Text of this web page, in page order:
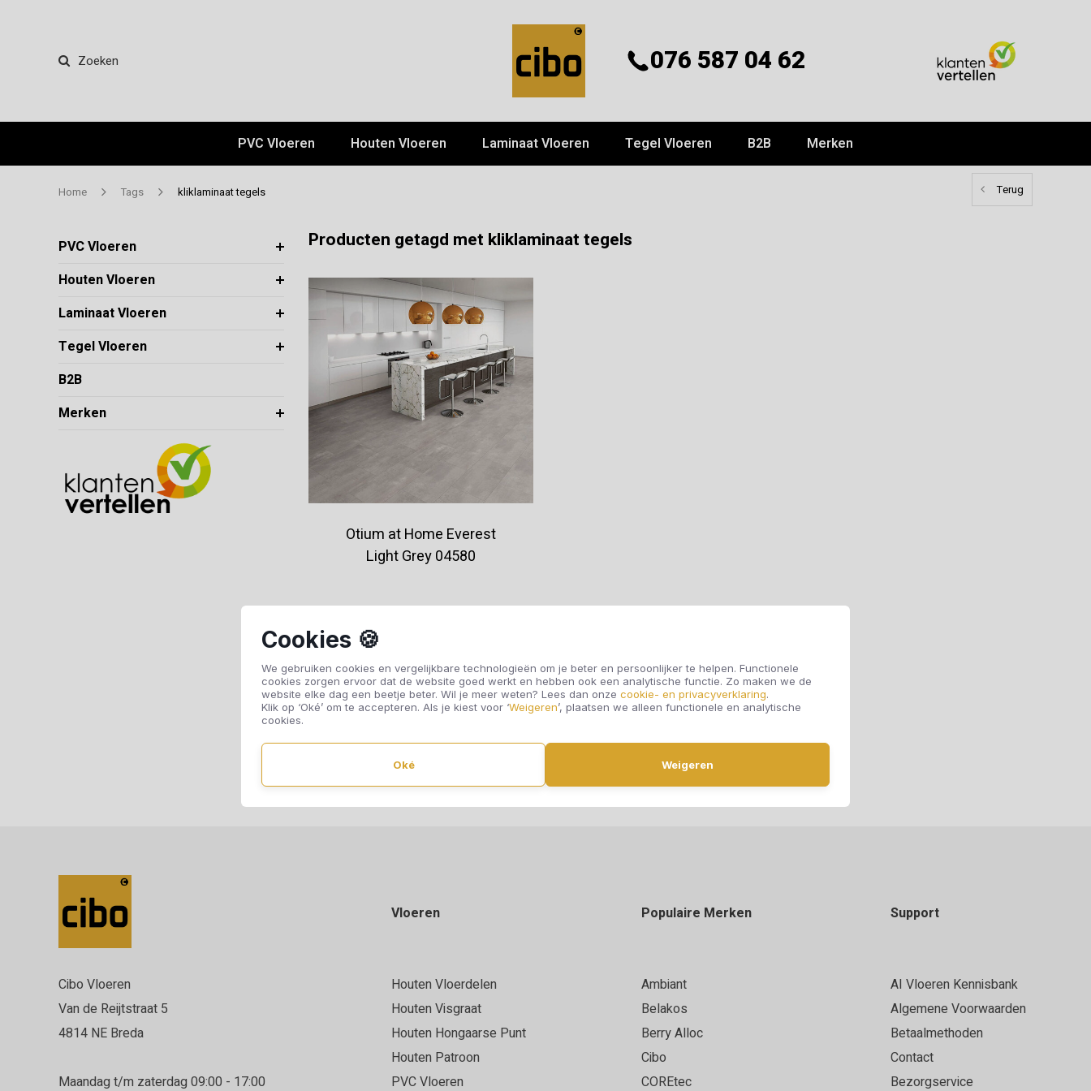
Cookies 🍪
We gebruiken cookies en vergelijkbare technologieën om je beter en persoonlijker te helpen. Functionele
cookies zorgen ervoor dat de website goed werkt en hebben ook een analytische functie. Zo maken we de
website elke dag een beetje beter. Wil je meer weten? Lees dan onze cookie- en privacyverklaring.
Klik op ‘Oké’ om te accepteren. Als je kiest voor ‘Weigeren’, plaatsen we alleen functionele en analytische
cookies.
Oké Weigeren
Zoeken 076 587 04 62
PVC Vloeren Houten Vloeren Laminaat Vloeren Tegel Vloeren B2B Merken
Home Tags kliklaminaat tegels Terug
PVC Vloeren
Houten Vloeren
Laminaat Vloeren
Tegel Vloeren
B2B
Merken
Producten getagd met kliklaminaat tegels
Otium at Home Everest
Light Grey 04580
Offerte aanvragen
Cibo Vloeren
Van de Reijtstraat 5
4814 NE Breda
Maandag t/m zaterdag 09:00 - 17:00
Vloeren
Houten Vloerdelen
Houten Visgraat
Houten Hongaarse Punt
Houten Patroon
PVC Vloeren
Populaire Merken
Ambiant
Belakos
Berry Alloc
Cibo
COREtec
Support
AI Vloeren Kennisbank
Algemene Voorwaarden
Betaalmethoden
Contact
Bezorgservice